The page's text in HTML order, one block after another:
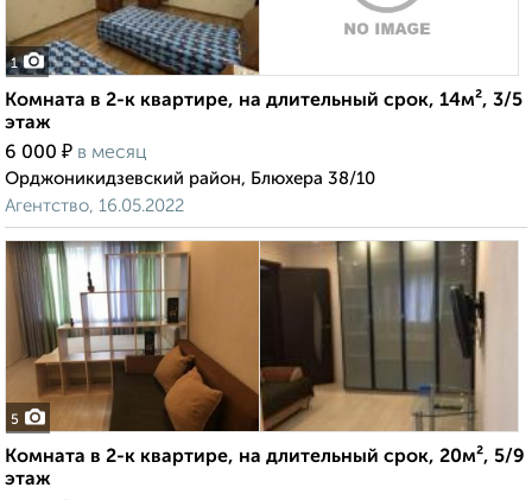
1
Комната в 2-к квартире, на длительный срок, 14м², 3/5
этаж
6 000 ₽ в месяц
Орджоникидзевский район, Блюхера 38/10
Агентство, 16.05.2022
5
Комната в 2-к квартире, на длительный срок, 20м², 5/9
этаж